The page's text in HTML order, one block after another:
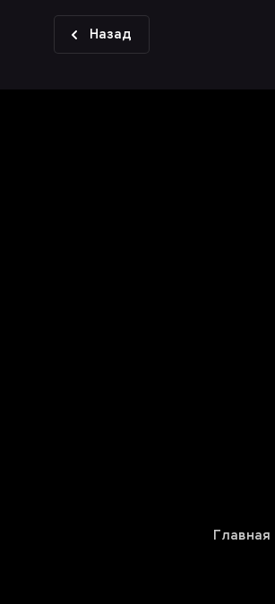
Назад
Главная